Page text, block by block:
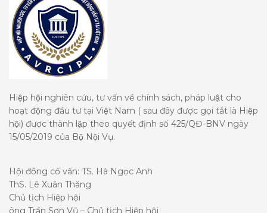
Hiệp hội nghiên cứu, tư vấn về chính sách, pháp luật cho
hoạt động đầu tư tại Việt Nam ( sau đây được gọi tắt là Hiệp
hội) được thành lập theo quyết định số 425/QĐ-BNV ngày
15/05/2019 của Bộ Nội Vụ.
Hội đồng cố vấn: TS. Hà Ngọc Anh
ThS. Lê Xuân Thăng
Chủ tịch Hiệp hội
ông Trần Sơn Vũ – Chủ tịch Hiệp hội